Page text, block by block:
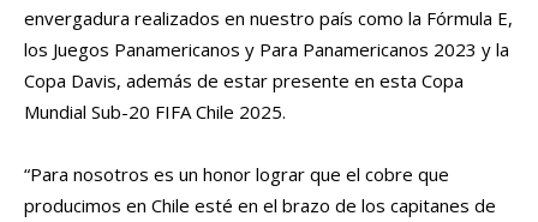
envergadura realizados en nuestro país como la Fórmula E,
los Juegos Panamericanos y Para Panamericanos 2023 y la
Copa Davis, además de estar presente en esta Copa
Mundial Sub-20 FIFA Chile 2025.
“Para nosotros es un honor lograr que el cobre que
producimos en Chile esté en el brazo de los capitanes de